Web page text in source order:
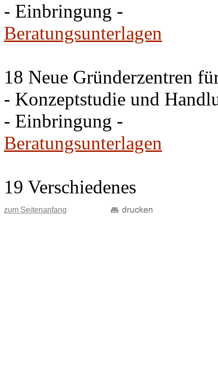
- Einbringung -
Beratungsunterlagen
18 Neue Gründerzentren
- Konzeptstudie und
- Einbringung -
Beratungsunterlagen
19 Verschiedenes
zum Seitenanfang